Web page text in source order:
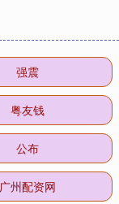
强震
粤友钱
公布
广州配资网